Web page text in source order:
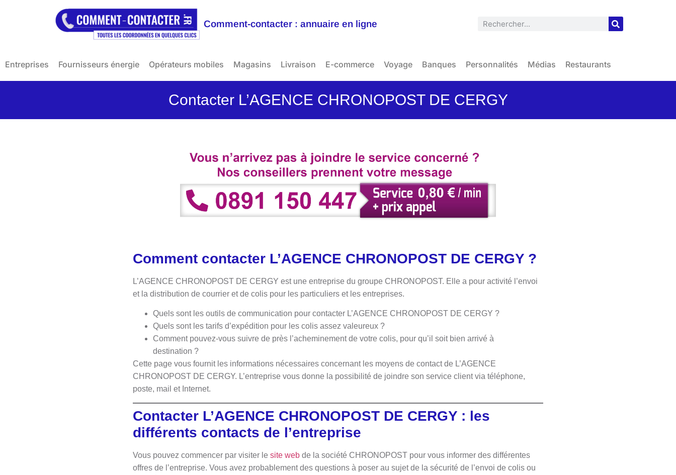
Comment-contacter : annuaire en ligne
Entreprises Fournisseurs énergie Opérateurs mobiles Magasins Livraison E-commerce Voyage Banques Personnalités Médias Restaurants
Contacter L’AGENCE CHRONOPOST DE CERGY
Comment contacter L’AGENCE CHRONOPOST DE CERGY ?
L’AGENCE CHRONOPOST DE CERGY est une entreprise du groupe CHRONOPOST. Elle a pour activité l’envoi
et la distribution de courrier et de colis pour les particuliers et les entreprises.
Quels sont les outils de communication pour contacter L’AGENCE CHRONOPOST DE CERGY ?
Quels sont les tarifs d’expédition pour les colis assez valeureux ?
Comment pouvez-vous suivre de près l’acheminement de votre colis, pour qu’il soit bien arrivé à
destination ?
Cette page vous fournit les informations nécessaires concernant les moyens de contact de L’AGENCE
CHRONOPOST DE CERGY. L’entreprise vous donne la possibilité de joindre son service client via téléphone,
poste, mail et Internet.
Contacter L’AGENCE CHRONOPOST DE CERGY : les
différents contacts de l’entreprise
Vous pouvez commencer par visiter le site web de la société CHRONOPOST pour vous informer des différentes
offres de l’entreprise. Vous avez probablement des questions à poser au sujet de la sécurité de l’envoi de colis ou